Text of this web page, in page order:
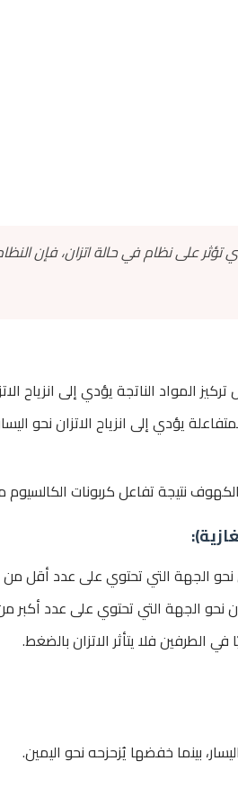
على نظام في حالة اتزان، فإن
المواد الناتجة يؤدي إلى انزياح
يؤدي إلى انزياح الاتزان نحو
نتيجة تفاعل كربونات الكالسيوم
نحو الجهة التي تحتوي على عدد أقل من
نحو الجهة التي تحتوي على عدد أكبر
الطرفين فلا يتأثر الاتزان بالضغط.
بينما خفضها يُزحزحه نحو اليمين.